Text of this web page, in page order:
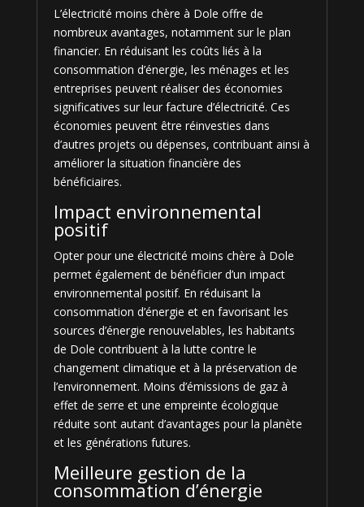
L’électricité moins chère à Dole offre de
nombreux avantages, notamment sur le plan
financier. En réduisant les coûts liés à la
consommation d’énergie, les ménages et les
entreprises peuvent réaliser des économies
significatives sur leur facture d’électricité. Ces
économies peuvent être réinvesties dans
d’autres projets ou dépenses, contribuant ainsi à
améliorer la situation financière des
bénéficiaires.
Impact environnemental
positif
Opter pour une électricité moins chère à Dole
permet également de bénéficier d’un impact
environnemental positif. En réduisant la
consommation d’énergie et en favorisant les
sources d’énergie renouvelables, les habitants
de Dole contribuent à la lutte contre le
changement climatique et à la préservation de
l’environnement. Moins d’émissions de gaz à
effet de serre et une empreinte écologique
réduite sont autant d’avantages pour la planète
et les générations futures.
Meilleure gestion de la
consommation d’énergie